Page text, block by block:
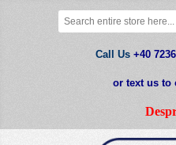
Call Us +40
or text us to